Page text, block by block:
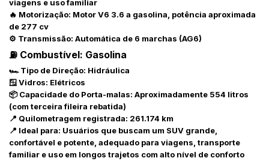
viagens e uso familiar
🔥 Motorização: Motor V6 3.6 a gasolina, potência aproximada
de 277 cv
⚙️ Transmissão: Automática de 6 marchas (AG6)
⛽ Combustível: Gasolina
🏎️ Tipo de Direção: Hidráulica
🪟 Vidros: Elétricos
📦 Capacidade do Porta-malas: Aproximadamente 554 litros
(com terceira fileira rebatida)
📍 Quilometragem registrada: 261.174 km
📍 Ideal para: Usuários que buscam um SUV grande,
confortável e potente, adequado para viagens, transporte
familiar e uso em longos trajetos com alto nível de conforto